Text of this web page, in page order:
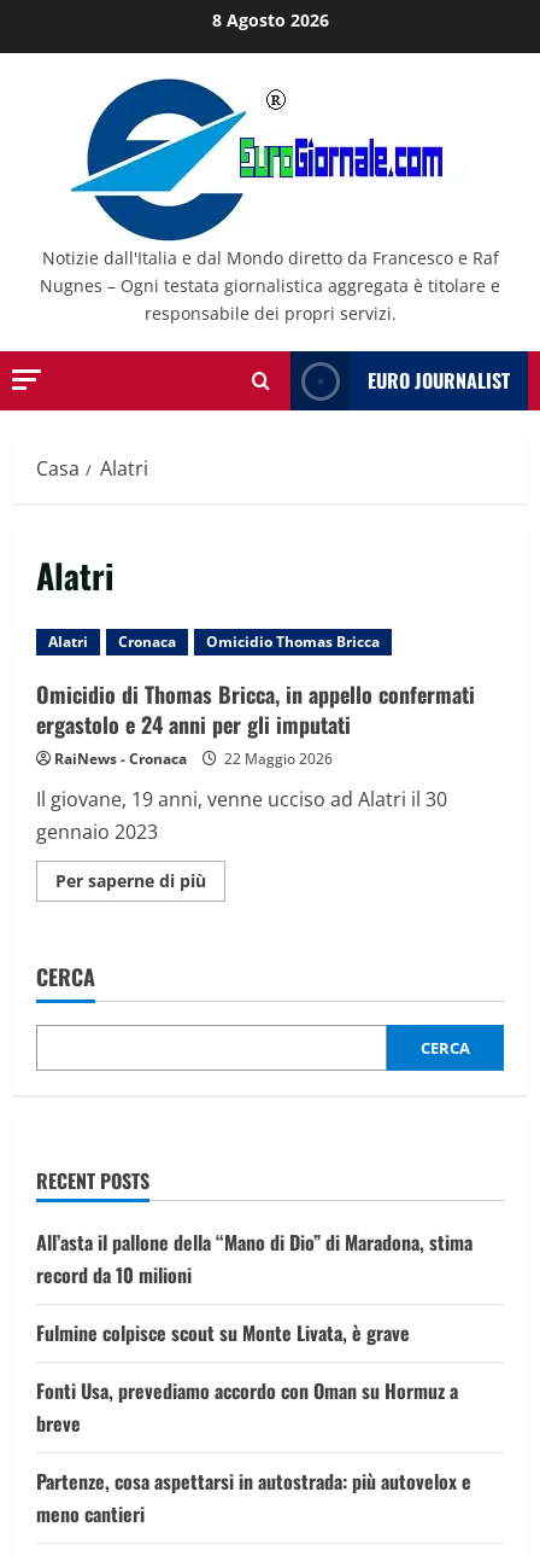
al
8 Agosto 2026
Notizie dall'Italia e dal Mondo diretto da Francesco e Raf
Nugnes – Ogni testata giornalistica aggregata è titolare e
responsabile dei propri servizi.
EURO JOURNALIST
Casa Alatri
Alatri
Alatri Cronaca Omicidio Thomas Bricca
Omicidio di Thomas Bricca, in appello confermati
ergastolo e 24 anni per gli imputati
RaiNews - Cronaca 22 Maggio 2026
Il giovane, 19 anni, venne ucciso ad Alatri il 30
gennaio 2023
Per saperne di più
informazioni
in
confermati
e
CERCA
CERCA
RECENT POSTS
All’asta il pallone della “Mano di Dio” di Maradona, stima
record da 10 milioni
Fulmine colpisce scout su Monte Livata, è grave
Fonti Usa, prevediamo accordo con Oman su Hormuz a
breve
Partenze, cosa aspettarsi in autostrada: più autovelox e
meno cantieri